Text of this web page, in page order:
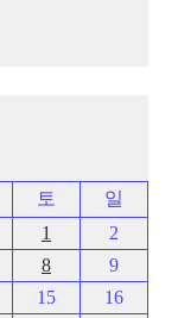
토
일
1
2
8
9
15
16